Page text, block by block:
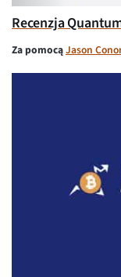
Recenzja
Za pomocąJason